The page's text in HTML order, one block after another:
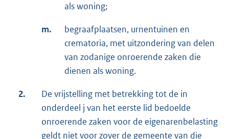
als woning;
m.
begraafplaatsen, urnentuinen en
crematoria, met uitzondering van delen
van zodanige onroerende zaken die
dienen als woning.
2.
De vrijstelling met betrekking tot de in
onderdeel j van het eerste lid bedoelde
onroerende zaken voor de eigenarenbelasting
geldt niet voor zover de gemeente van die